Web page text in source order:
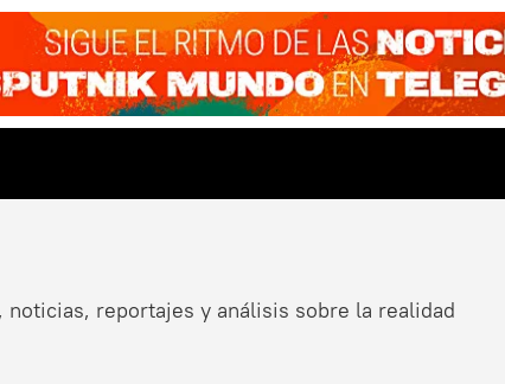
noticias, reportajes y análisis sobre la realidad